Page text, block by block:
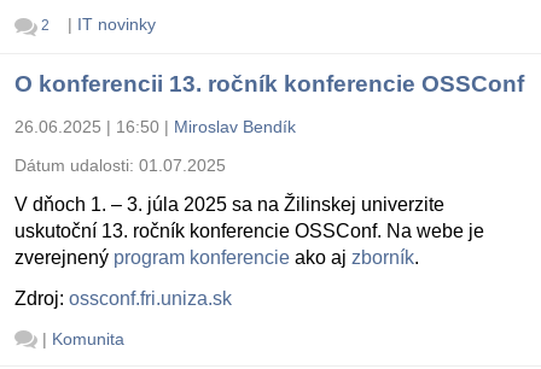
2 | IT novinky
O konferencii 13. ročník konferencie OSSConf
26.06.2025 | 16:50 | Miroslav Bendík
Dátum udalosti: 01.07.2025
V dňoch 1. – 3. júla 2025 sa na Žilinskej univerzite
uskutoční 13. ročník konferencie OSSConf. Na webe je
zverejnený program konferencie ako aj zborník.
Zdroj: ossconf.fri.uniza.sk
| Komunita